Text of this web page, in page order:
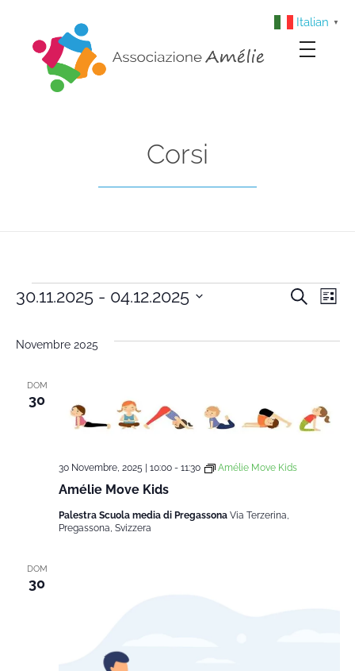
Corsi
viste
Cerca
Lista
30.11.2025 - 04.12.2025
la
Novembre 2025
DOM
30
Amélie Move Kids
30 Novembre, 2025 | 10:00- 11:30 Amélie Move Kids
Palestra Scuola media di Pregassona Via Terzerina,
Pregassona, Svizzera
DOM
30
Italian ▼